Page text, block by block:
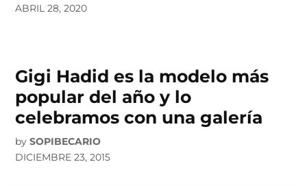
ABRIL 28, 2020
Gigi Hadid es la modelo más
popular del año y lo
celebramos con una galería
by SOPIBECARIO
DICIEMBRE 23, 2015